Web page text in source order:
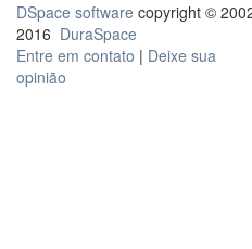
DSpace software copyright ©
2016 DuraSpace
Entre em contato | Deixe sua
opinião